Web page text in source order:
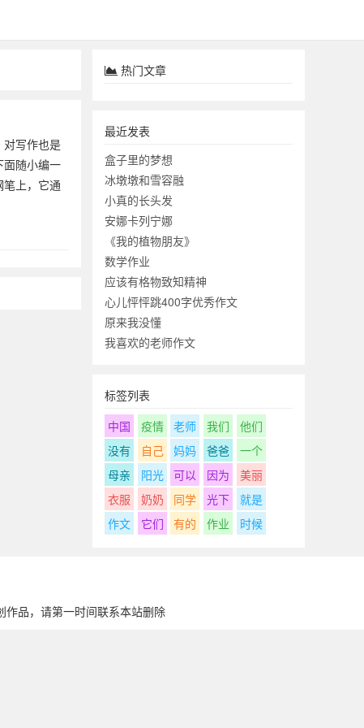
对写作也是
面随小编一
上，它通
热门文章
最近发表
盒子里的梦想
冰墩墩和雪容融
小真的长头发
安娜卡列宁娜
《我的植物朋友》
数学作业
应该有格物致知精神
心儿怦怦跳400字优秀作文
原来我没懂
我喜欢的老师作文
标签列表
中国
疫情 老师 我们
他们
没有
自己 妈妈 爸爸
一个
母亲
阳光 可以 因为
美丽
衣服
奶奶 同学 光下
就是
作文
它们 有的 作业 时候
作品，请第一时间联系本站删除